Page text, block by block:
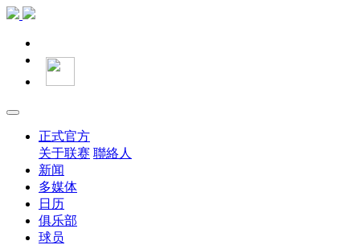
正式官方
关于联赛 聯絡人
新闻
多媒体
日历
俱乐部
球员